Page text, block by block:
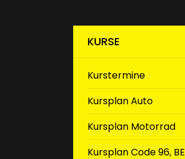
KURSE
Kurstermine(aktiv)
Kursplan Auto
Kursplan Motorrad
Kursplan Code 96, BE